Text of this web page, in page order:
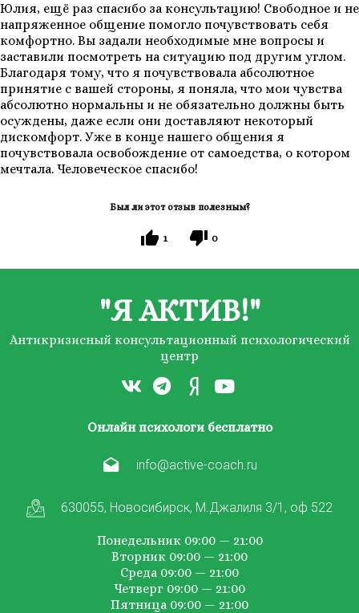
Юлия, ещё раз спасибо за консультацию! Свободное и не
напряженное общение помогло почувствовать себя
комфортно. Вы задали необходимые мне вопросы и
заставили посмотреть на ситуацию под другим углом.
Благодаря тому, что я почувствовала абсолютное
принятие с вашей стороны, я поняла, что мои чувства
абсолютно нормальны и не обязательно должны быть
осуждены, даже если они доставляют некоторый
дискомфорт. Уже в конце нашего общения я
почувствовала освобождение от самоедства, о котором
мечтала. Человеческое спасибо!
Был ли этот отзыв полезным?
1 0
"Я АКТИВ!"
Антикризисный консультационный психологический
центр
Онлайн психологи бесплатно
info@active-coach.ru
630055, Новосибирск, М.Джалиля 3/1, оф 522
Понедельник 09:00 — 21:00
Вторник 09:00 — 21:00
Среда 09:00 — 21:00
Четверг 09:00 — 21:00
Пятница 09:00 — 21:00